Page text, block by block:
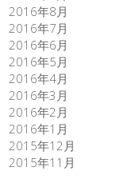
2016年8月
2016年7月
2016年6月
2016年5月
2016年4月
2016年3月
2016年2月
2016年1月
2015年12月
2015年11月